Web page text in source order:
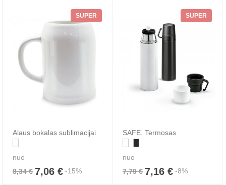
SUPER
Alaus bokalas sublimacijai
nuo
8,34 € 7,06 € -15%
SUPER
SAFE. Termosas
nuo
7,79 € 7,16 € -8%